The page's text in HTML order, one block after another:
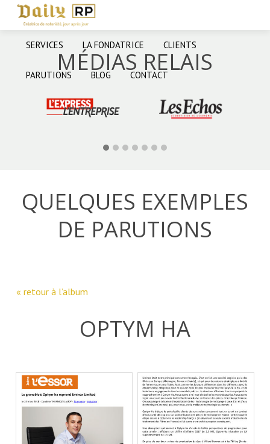
SERVICES LA FONDATRICE CLIENTS
PARUTIONS BLOG CONTACT
MÉDIAS RELAIS
QUELQUES EXEMPLES
DE PARUTIONS
« retour à l’album
OPTYM HA